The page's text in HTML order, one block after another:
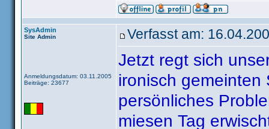
Organisation.
Das staatliche
Königreich
SysAdmin
Site Admin
Anmeldungsdatum: 03.11.2005
Beiträge: 23677
Verfasst am:
Jetzt regt sich
ironisch gemeinten
persönliches
miesen Tag